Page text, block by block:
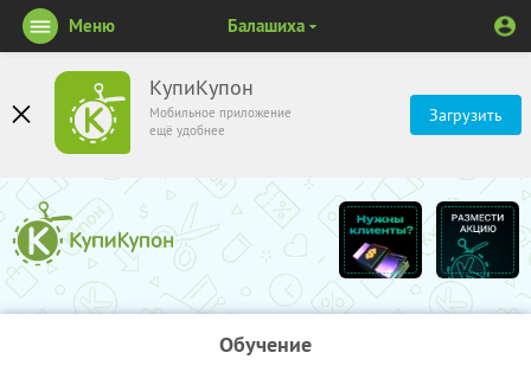
КупиКупон
Мобильное приложение
ещё удобнее
Загрузить
Меню Балашиха
Обучение